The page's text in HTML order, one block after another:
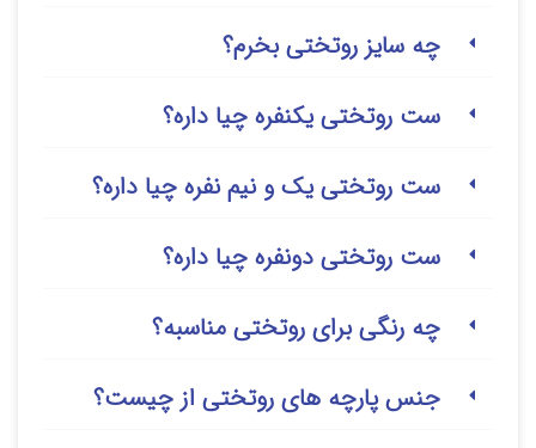
چه سایز روتختی بخرم؟
ست روتختی یکنفره چیا داره؟
ست روتختی یک و نیم نفره چیا داره؟
ست روتختی دونفره چیا داره؟
چه رنگی برای روتختی مناسبه؟
جنس پارچه های روتختی از چیست؟